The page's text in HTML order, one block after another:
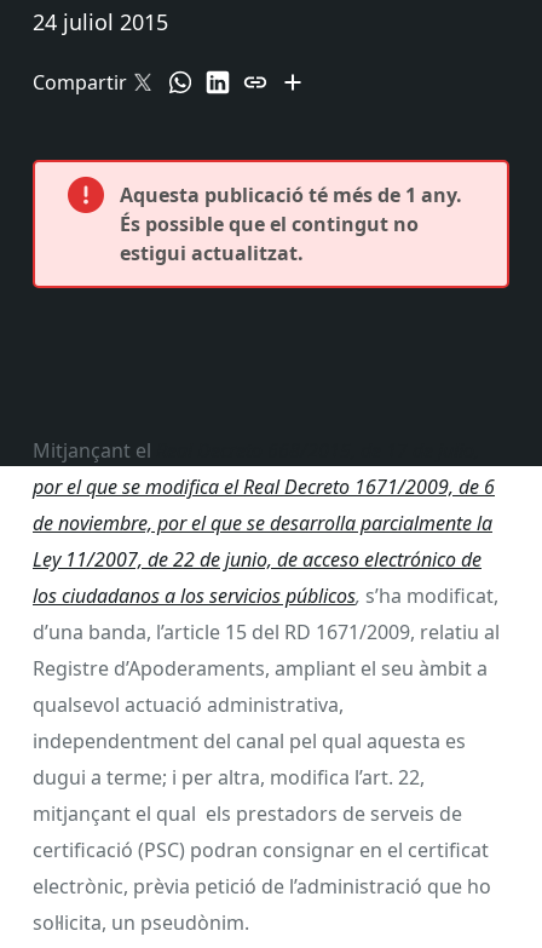
24 juliol 2015
Compartir
Aquesta publicació té més de 1 any.
És possible que el contingut no
estigui actualitzat.
Mitjançant el
por el que se modifica el Real Decreto 1671/2009, de 6
de noviembre, por el que se desarrolla parcialmente la
Ley 11/2007, de 22 de junio, de acceso electrónico de
los ciudadanos a los servicios públicos, s’ha modificat,
d’una banda, l’article 15 del RD 1671/2009, relatiu al
Registre d’Apoderaments, ampliant el seu àmbit a
qualsevol actuació administrativa,
independentment del canal pel qual aquesta es
dugui a terme; i per altra, modifica l’art. 22,
mitjançant el qual els prestadors de serveis de
certificació (PSC) podran consignar en el certificat
electrònic, prèvia petició de l’administració que ho
sol·licita, un pseudònim.